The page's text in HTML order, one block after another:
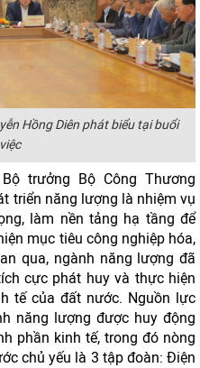
Hồng Diên phát biểu tại buổi
trưởng Bộ Công Thương
triển năng lượng là nhiệm vụ
làm nền tảng hạ tầng để
mục tiêu công nghiệp hóa,
qua, ngành năng lượng đã
cực phát huy và thực hiện
tế của đất nước. Nguồn lực
năng lượng được huy động
phần kinh tế, trong đó nòng
chủ yếu là 3 tập đoàn: Điện